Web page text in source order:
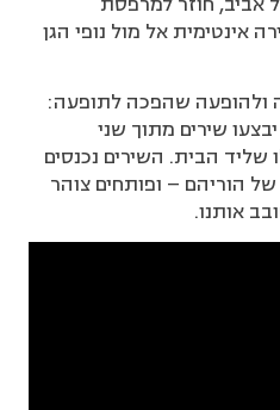
אינטימית אל מול נופי הגן
ולהופעה שהפכה לתופעה:
שירים מתוך שני
שליד הבית. השירים נכנסים
הוריהם – ופותחים צוהר
אותנו.